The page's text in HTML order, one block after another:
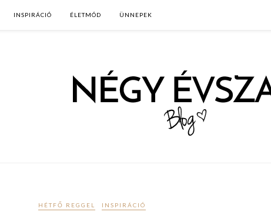
INSPIRÁCIÓ ÉLETMÓD ÜNNEPEK
HÉTFŐ REGGEL INSPIRÁCIÓ